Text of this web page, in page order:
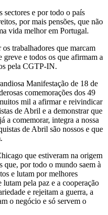
sectores e por todo o país
por mais pensões, que não
vida melhor em Portugal.
trabalhadores que marcam
e todos os que afirmam a
pela CGTP-IN.
Manifestação de 18 de
comemorações dos 49
mil a afirmar e reivindicar
de Abril e a demonstrar que
a comemorar, integra a nossa
de Abril são nossos e que
que estiveram na origem
que, por todo o mundo saem à
e lutam por melhores
pela paz e a cooperação
e rejeitam a guerra, a
o negócio e só servem o